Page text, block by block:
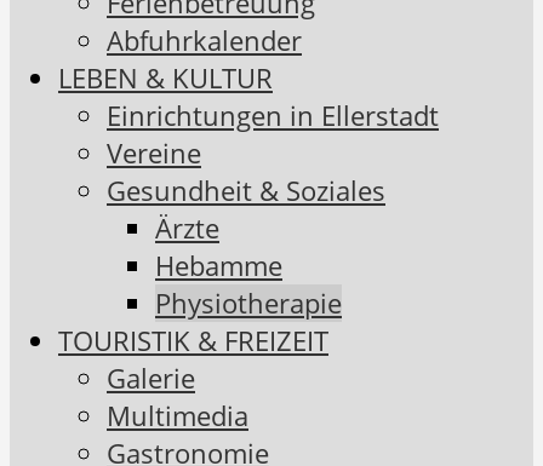
Abfuhrkalender
LEBEN & KULTUR
Einrichtungen in Ellerstadt
Vereine
Gesundheit & Soziales
Ärzte
Hebamme
Physiotherapie
TOURISTIK & FREIZEIT
Galerie
Multimedia
Gastronomie